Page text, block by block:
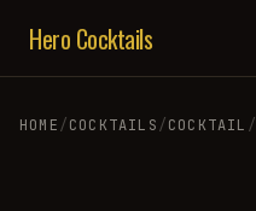
Hero Cocktails
HOME/COCKTAILS/COCKTAIL /